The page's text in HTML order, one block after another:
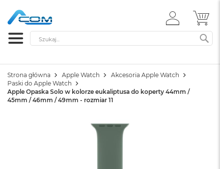
ZALOGUJ
SIĘ
Szukaj
Strona główna Apple Watch
Akcesoria Apple Watch
Paski do Apple Watch
Apple Opaska Solo w kolorze eukaliptusa do koperty 44mm /
45mm / 46mm / 49mm - rozmiar 11